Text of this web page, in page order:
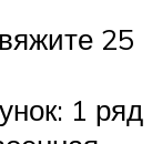
25
1 ряд